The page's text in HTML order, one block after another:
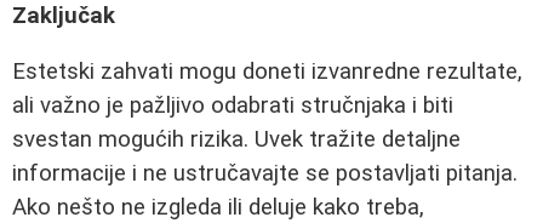
Zaključak
Estetski zahvati mogu doneti izvanredne rezultate,
ali važno je pažljivo odabrati stručnjaka i biti
svestan mogućih rizika. Uvek tražite detaljne
informacije i ne ustručavajte se postavljati pitanja.
Ako nešto ne izgleda ili deluje kako treba,